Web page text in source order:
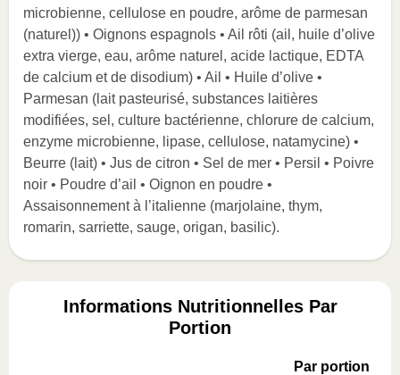
microbienne, cellulose en poudre, arôme de parmesan
(naturel)) • Oignons espagnols • Ail rôti (ail, huile d’olive
extra vierge, eau, arôme naturel, acide lactique, EDTA
de calcium et de disodium) • Ail • Huile d’olive •
Parmesan (lait pasteurisé, substances laitières
modifiées, sel, culture bactérienne, chlorure de calcium,
enzyme microbienne, lipase, cellulose, natamycine) •
Beurre (lait) • Jus de citron • Sel de mer • Persil • Poivre
noir • Poudre d’ail • Oignon en poudre •
Assaisonnement à l’italienne (marjolaine, thym,
romarin, sarriette, sauge, origan, basilic).
Informations Nutritionnelles Par
Portion
Par portion